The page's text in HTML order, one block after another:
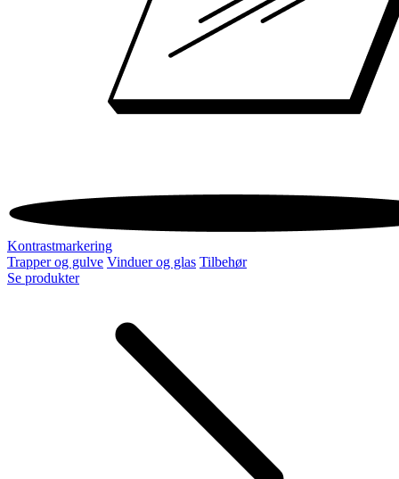
Kontrastmarkering
Trapper og gulve Vinduer og glas Tilbehør
Se produkter